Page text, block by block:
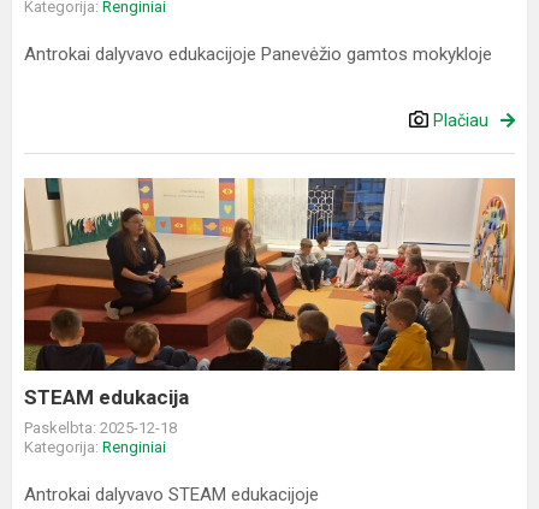
Kategorija: Renginiai
Antrokai dalyvavo edukacijoje Panevėžio gamtos mokykloje
Plačiau
STEAM
edukacija
STEAM edukacija
Paskelbta: 2025-12-18
Kategorija: Renginiai
Antrokai dalyvavo STEAM edukacijoje